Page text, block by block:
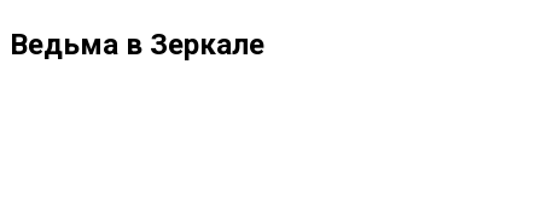
Ведьма в Зеркале